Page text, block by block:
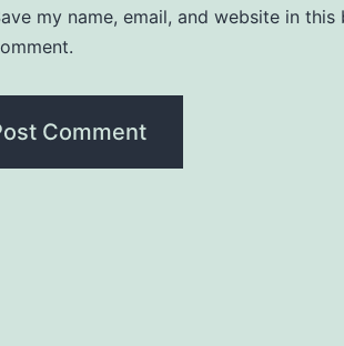
my name, email, and website in